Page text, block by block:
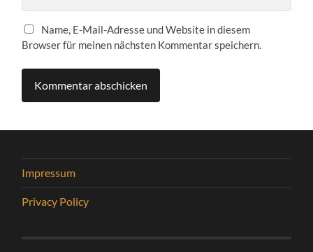
Name, E-Mail-Adresse und Website in diesem
Browser für meinen nächsten Kommentar speichern.
Impressum
Privacy Policy